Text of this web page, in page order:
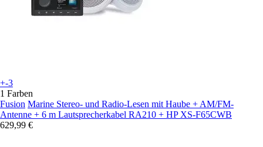
+-3
1 Farben
Fusion Marine Stereo- und Radio-Lesen mit Haube + AM/FM-
Antenne + 6 m Lautsprecherkabel RA210 + HP XS-F65CWB
629,99 €